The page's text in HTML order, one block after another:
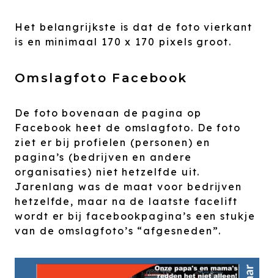
Het belangrijkste is dat de foto vierkant
is en minimaal 170 x 170 pixels groot.
Omslagfoto Facebook
De foto bovenaan de pagina op
Facebook heet de omslagfoto. De foto
ziet er bij profielen (personen) en
pagina’s (bedrijven en andere
organisaties) niet hetzelfde uit.
Jarenlang was de maat voor bedrijven
hetzelfde, maar na de laatste facelift
wordt er bij facebookpagina’s een stukje
van de omslagfoto’s “afgesneden”.